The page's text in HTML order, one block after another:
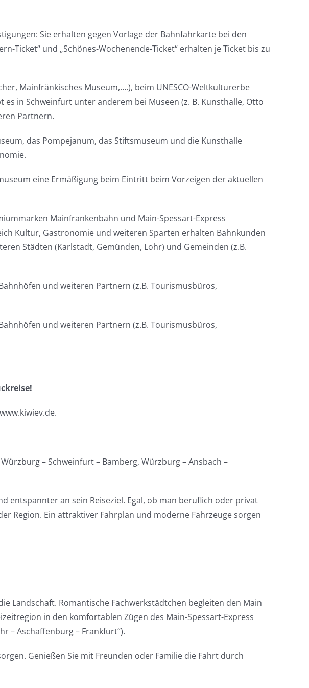
Sie erhalten gegen Vorlage der Bahnfahrkarte bei den
Ticket“ und „Schönes-Wochenende-Ticket“ erhalten je Ticket bis zu
Mainfränkisches Museum,….), beim UNESCO-Weltkulturerbe
in Schweinfurt unter anderem bei Museen (z. B. Kunsthalle, Otto
Partnern.
das Pompejanum, das Stiftsmuseum und die Kunsthalle
eine Ermäßigung beim Eintritt beim Vorzeigen der aktuellen
Mainfrankenbahn und Main-Spessart-Express
Kultur, Gastronomie und weiteren Sparten erhalten Bahnkunden
Städten (Karlstadt, Gemünden, Lohr) und Gemeinden (z.B.
und weiteren Partnern (z.B. Tourismusbüros,
und weiteren Partnern (z.B. Tourismusbüros,
– Schweinfurt – Bamberg, Würzburg – Ansbach –
an sein Reiseziel. Egal, ob man beruflich oder privat
Region. Ein attraktiver Fahrplan und moderne Fahrzeuge sorgen
Landschaft. Romantische Fachwerkstädtchen begleiten den Main
in den komfortablen Zügen des Main-Spessart-Express
– Aschaffenburg – Frankfurt“).
Genießen Sie mit Freunden oder Familie die Fahrt durch